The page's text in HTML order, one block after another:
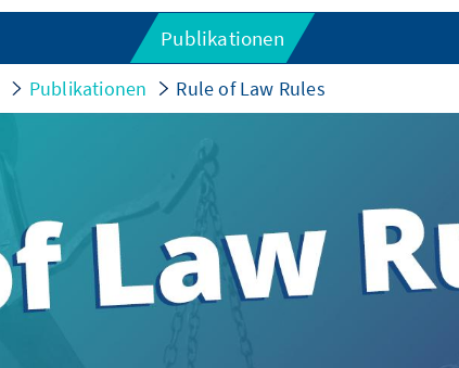
Publikationen
Publikationen Rule of Law Rules